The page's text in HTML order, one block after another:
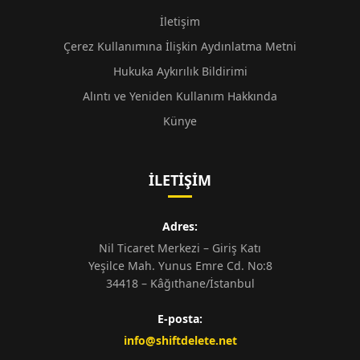
İletişim
Çerez Kullanımına İlişkin Aydınlatma Metni
Hukuka Aykırılık Bildirimi
Alıntı ve Yeniden Kullanım Hakkında
Künye
İLETIŞIM
Adres:
Nil Ticaret Merkezi – Giriş Katı
Yeşilce Mah. Yunus Emre Cd. No:8
34418 – Kâğıthane/İstanbul
E-posta:
info@shiftdelete.net